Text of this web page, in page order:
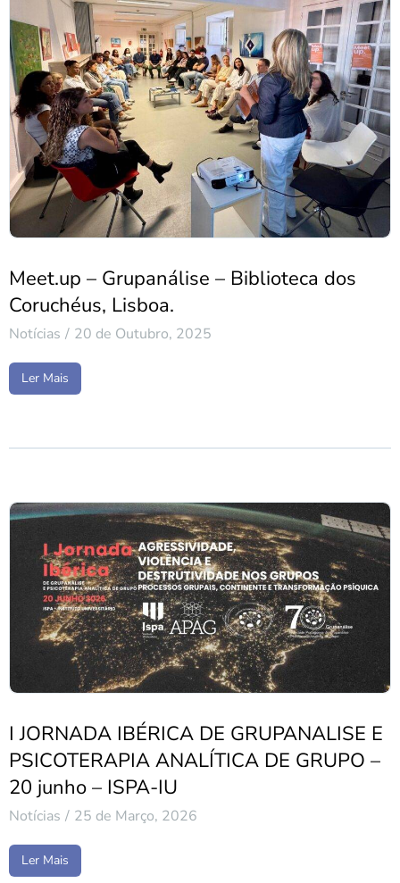
Meet.up – Grupanálise – Biblioteca dos
Coruchéus, Lisboa.
Notícias 20 de Outubro, 2025
Ler Mais
I JORNADA IBÉRICA DE GRUPANALISE E
PSICOTERAPIA ANALÍTICA DE GRUPO –
20 junho – ISPA-IU
Notícias 25 de Março, 2026
Ler Mais